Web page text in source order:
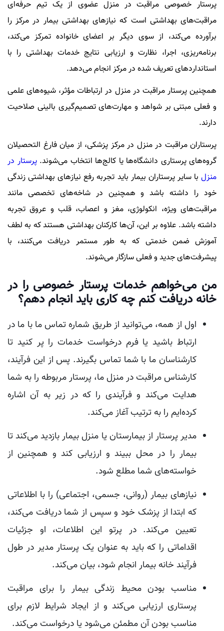
پرستار خصوصی مراقبت در منزل عضوی از یک تیم حرفه‌ای
مراقبت‌های بهداشتی است که نیاز‌های بهداشتی بیمار در مرکز را
برآورده می‌کند، از سوی دیگر بر اعضای خانواده تمرکز می‌کند،
برنامه‌ریزی، اجرا، نظارت و ارزیابی نتایج خدمات بهداشتی را با
استاندارد‌های تعریف شده در مرکز انجام می‌دهد.
همچنین پرستار مراقبت در منزل در ارتباطات مؤثر، شیوه‌های علمی
و فعلی مبتنی بر شواهد و مهارت‌های تصمیم‌گیری بالینی صلاحیت
دارند.
پرستاران مراقبت در منزل در مرکز پزشکی، از میان فارغ التحصیلان
گروه‌های پرستاری دانشگاه‌ها یا کالج‌ها انتخاب می‌شوند.پرستار در
منزل با سایر پرستاران بیمار باید تجربه رفع نیاز‌های بهداشتی زندگی
خود را داشته باشد و همچنین در شاخه‌های تخصصی مانند
مراقبت‌های ویژه، انکولوژی، مغز و اعصاب، قلب و عروق تجربه
داشته باشد. علاوه بر این، آن‌ها کارکنان بهداشتی هستند که به لطف
آموزش ضمن خدمتی که به طور مستمر دریافت می‌کنند، با
پیشرفت‌های جدید و فعلی سازگار می‌شوند.
من می‌خواهم خدمات پرستار خصوصی را در
خانه دریافت کنم چه کاری باید انجام دهم؟
اول از همه، می‌توانید از طریق شماره تماس ما با ما در
ارتباط باشید یا فرم درخواست خدمات را پر کنید تا
کارشناسان ما با شما تماس بگیرند. پس از این فرآیند،
کارشناس مراقبت در منزل ما، پرستار مربوطه را به شما
هدایت می‌کند و فرآیندی را که در زیر به آن اشاره
کرده‌ایم را به ترتیب آغاز می‌کند.
مدیر پرستار از بیمارستان یا منزل بیمار بازدید می‌کند تا
بیمار را در محل ببیند و ارزیابی کند و همچنین از
خواسته‌های شما مطلع شود.
نیاز‌های بیمار (روانی، جسمی، اجتماعی) را با اطلاعاتی
که ابتدا از پزشک خود و سپس از شما دریافت می‌کند،
تعیین می‌کند. در پرتو این اطلاعات، او جزئیات
اقداماتی را که باید به عنوان یک پرستار مدیر در طول
فرآیند خانه بیمار انجام شود، بیان می‌کند.
مناسب بودن محیط زندگی بیمار را برای مراقبت
پرستاری ارزیابی می‌کند و از ایجاد شرایط لازم برای
مناسب بودن آن مطمئن می‌شود یا درخواست می‌کند.